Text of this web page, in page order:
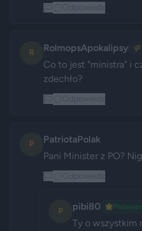
R RolmopsApokalipsy 🌾
Co to jest "ministra" i
zdechło?
P PatriotaPolak
Pani Minister z PO?
P pibi80 🌟 Padawan
Ty o wszystkim